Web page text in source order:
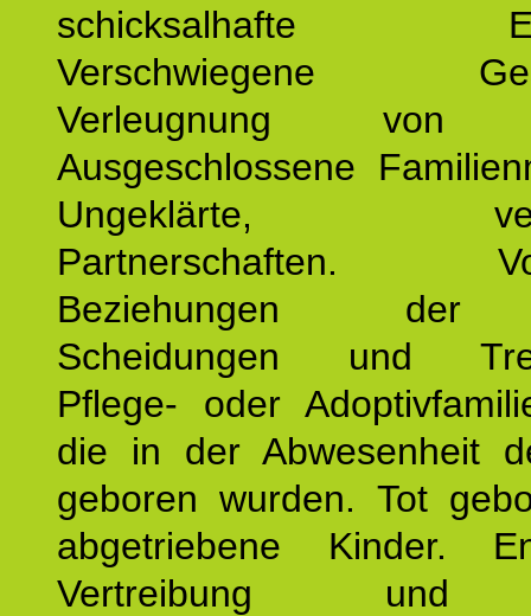
schicksalhafte
Verschwiegene
Verleugnung von
Ausgeschlossene
Ungeklärte,
Partnerschaften.
Beziehungen der
Scheidungen und
Pflege- oder
die in der Abwesenheit
geboren wurden. Tot
abgetriebene Kinder.
Vertreibung und